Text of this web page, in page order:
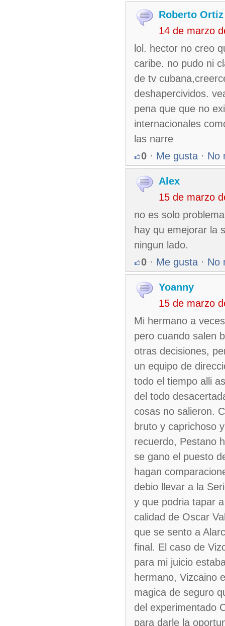
Roberto
14 de marzo
lol. hector no creo
caribe. no pudo ni
de tv
deshapercividos.
pena que que no
internacionales
las narre
0 · Me gusta · No
Alex
15 de marzo
no es solo
hay qu emejorar la
ningun lado.
0 · Me gusta · No
Yoanny
15 de marzo
Mi hermano a
pero cuando salen
otras decisiones,
un equipo de
todo el tiempo alli
del todo
cosas no salieron.
bruto y caprichoso
recuerdo, Pestano
se gano el puesto
hagan
debio llevar a la
y que podria tapar
calidad de Oscar
que se sento a
final. El caso de
para mi juicio
hermano, Vizcaino
magica de seguro
del experimentado
para darle la